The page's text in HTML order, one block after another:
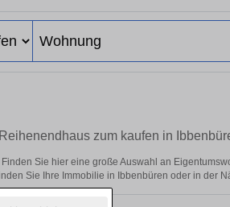
zum kaufen in
Sie hier eine große Auswahl an
Sie Ihre Immobilie in Ibbenbüren oder in der